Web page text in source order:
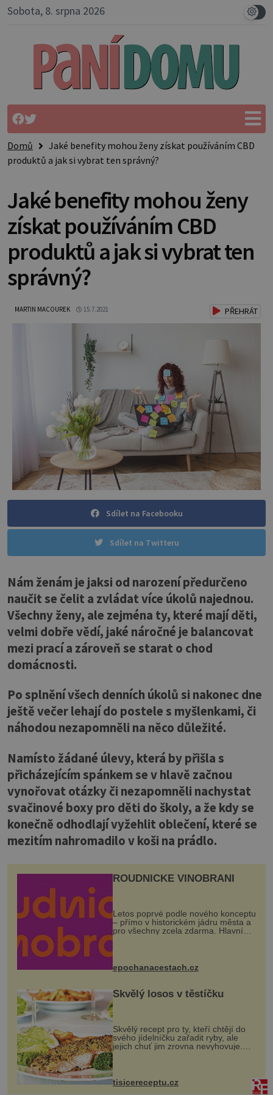
Sobota, 8. srpna 2026
Domů
Jaké benefity mohou ženy získat používáním CBD
produktů a jak si vybrat ten správný?
Jaké benefity mohou ženy
získat používáním CBD
produktů a jak si vybrat ten
správný?
MARTIN MACOUREK 15.7.2021 PŘEHRÁT
Sdílet na Facebooku
Sdílet na Twitteru
Nám ženám je jaksi od narození předurčeno
naučit se čelit a zvládat více úkolů najednou.
Všechny ženy, ale zejména ty, které mají děti,
velmi dobře vědí, jaké náročné je balancovat
mezi prací a zároveň se starat o chod
domácnosti.
Po splnění všech denních úkolů si nakonec dne
ještě večer lehají do postele s myšlenkami, či
náhodou nezapomněli na něco důležité.
Namísto žádané úlevy, která by přišla s
přicházejícím spánkem se v hlavě začnou
vynořovat otázky či nezapomněli nachystat
svačinové boxy pro děti do školy, a že kdy se
konečně odhodlají vyžehlit oblečení, které se
mezitím nahromadilo v koši na prádlo.
ROUDNICKÉ VINOBRANÍ
Letos poprvé podle nového konceptu
– přímo v historickém jádru města a
pro všechny zcela zdarma. Hlavní
program se odehraje na Karlově a
mohou těšit na víno, burčák, pes...
epochanacestach.cz
Skvělý losos v těstíčku
Skvělý recept pro ty, kteří chtějí do
svého jídelníčku zařadit ryby, ale
jejich chuť jim zrovna nevyhovuje.
Losos je samozřejmě taky ryba, ale v
tomto případě si na to nikdo ani
nevzpomene. Ingredienc...
tisicereceptu.cz